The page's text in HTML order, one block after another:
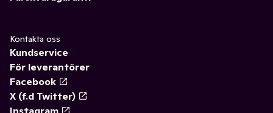
Kontakta oss
Kundservice
För leverantörer
Facebook
X (f.d Twitter)